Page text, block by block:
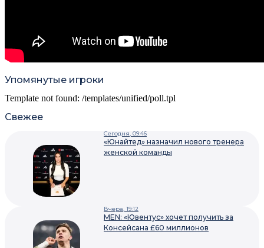
Упомянутые игроки
Template not found: /templates/unified/poll.tpl
Свежее
Сегодня, 09:46
«Юнайтед» назначил нового тренера
женской команды
Вчера, 19:12
MEN: «Ювентус» хочет получить за
Консейсана £60 миллионов